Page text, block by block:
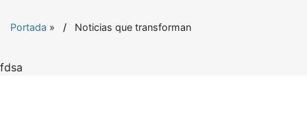
Portada » Noticias que transforman
fdsa